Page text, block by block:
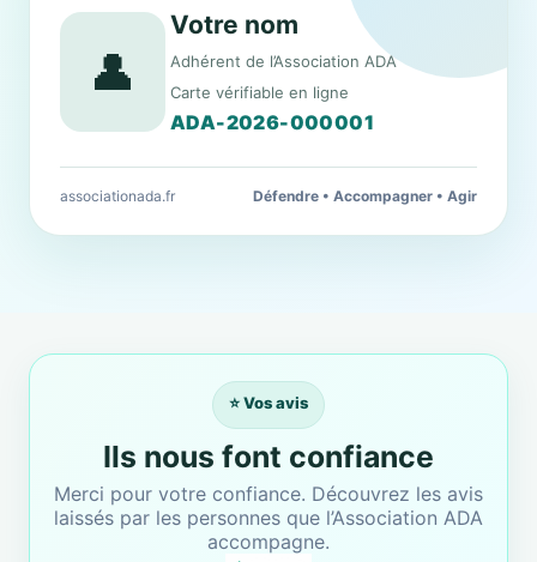
👤
Votre nom
Adhérent de l’Association ADA
Carte vérifiable en ligne
ADA-2026-000001
associationada.fr Défendre • Accompagner • Agir
⭐ Vos avis
Ils nous font confiance
Merci pour votre confiance. Découvrez les avis
laissés par les personnes que l’Association ADA
accompagne.